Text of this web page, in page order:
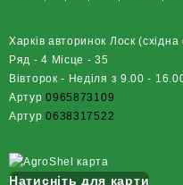
Харків авторинок Лоск
Ряд - 4 Місце - 35
Вівторок - Неділя з 9.00 -
Артур0965873109
Артур0638317522
Натисніть для карти